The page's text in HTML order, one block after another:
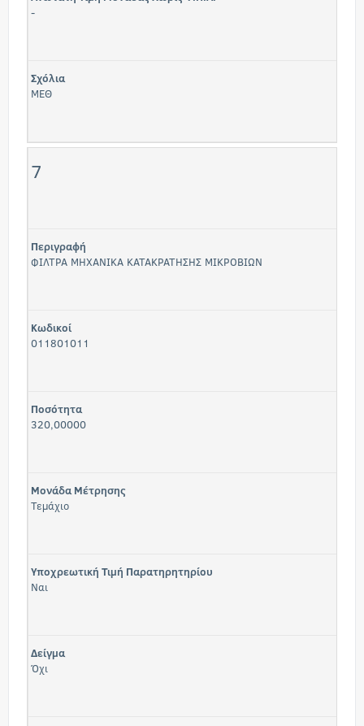
-
Σχόλια
ΜΕΘ
7
Περιγραφή
ΦΙΛΤΡΑ ΜΗΧΑΝΙΚΑ ΚΑΤΑΚΡΑΤΗΣΗΣ ΜΙΚΡΟΒΙΩΝ
Κωδικοί
011801011
Ποσότητα
320,00000
Μονάδα Μέτρησης
Τεμάχιο
Υποχρεωτική Τιμή Παρατηρητηρίου
Ναι
Δείγμα
Όχι